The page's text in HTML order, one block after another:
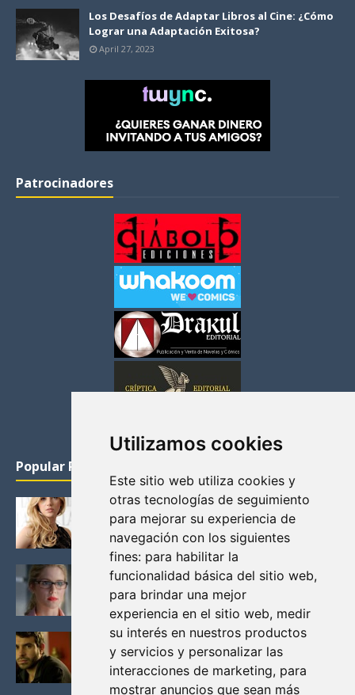
Utilizamos cookies
Este sitio web utiliza cookies y
otras tecnologías de seguimiento
para mejorar su experiencia de
navegación con los siguientes
fines: para habilitar la
funcionalidad básica del sitio web,
para brindar una mejor
experiencia en el sitio web, medir
su interés en nuestros productos
y servicios y personalizar las
interacciones de marketing, para
mostrar anuncios que sean más
Los Desafíos de Adaptar Libros al Cine: ¿Cómo
Lograr una Adaptación Exitosa?
April 27, 2023
Patrocinadores
Popular Posts
KATHERYN WINNICK: LA ACTRIZ MAS GUAPA DE
VIKINGOS
Junio 14, 2013
FELICITY (EMILY BETT RICKARDS), LAS FOTOS
MAS BONITAS DE LA ALIADA DE ARROW
Noviembre 30, 2013
BLACK MIRROR: TODA TU HISTORIA. EPISODIO 3.
LA CRITICA
Mayo 17, 2012